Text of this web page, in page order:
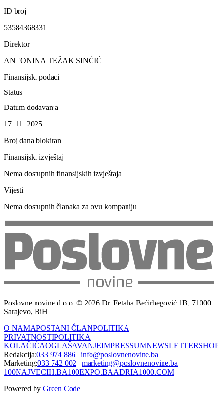
ID broj
53584368331
Direktor
ANTONINA TEŽAK SINČIĆ
Finansijski podaci
Status
Datum dodavanja
17. 11. 2025.
Broj dana blokiran
Finansijski izvještaj
Nema dostupnih finansijskih izvještaja
Vijesti
Nema dostupnih članaka za ovu kompaniju
Poslovne novine d.o.o. © 2026 Dr. Fetaha Bećirbegović 1B, 71000
Sarajevo, BiH
O NAMAPOSTANI ČLANPOLITIKA
PRIVATNOSTIPOLITIKA
KOLAČIĆAOGLAŠAVANJEIMPRESSUMNEWSLETTER
Redakcija:033 974 886 | info@poslovnenovine.ba
Marketing:033 742 002 | marketing@poslovnenovine.ba
100NAJVECIH.BA100EXPO.BAADRIA1000.COM
Powered by Green Code